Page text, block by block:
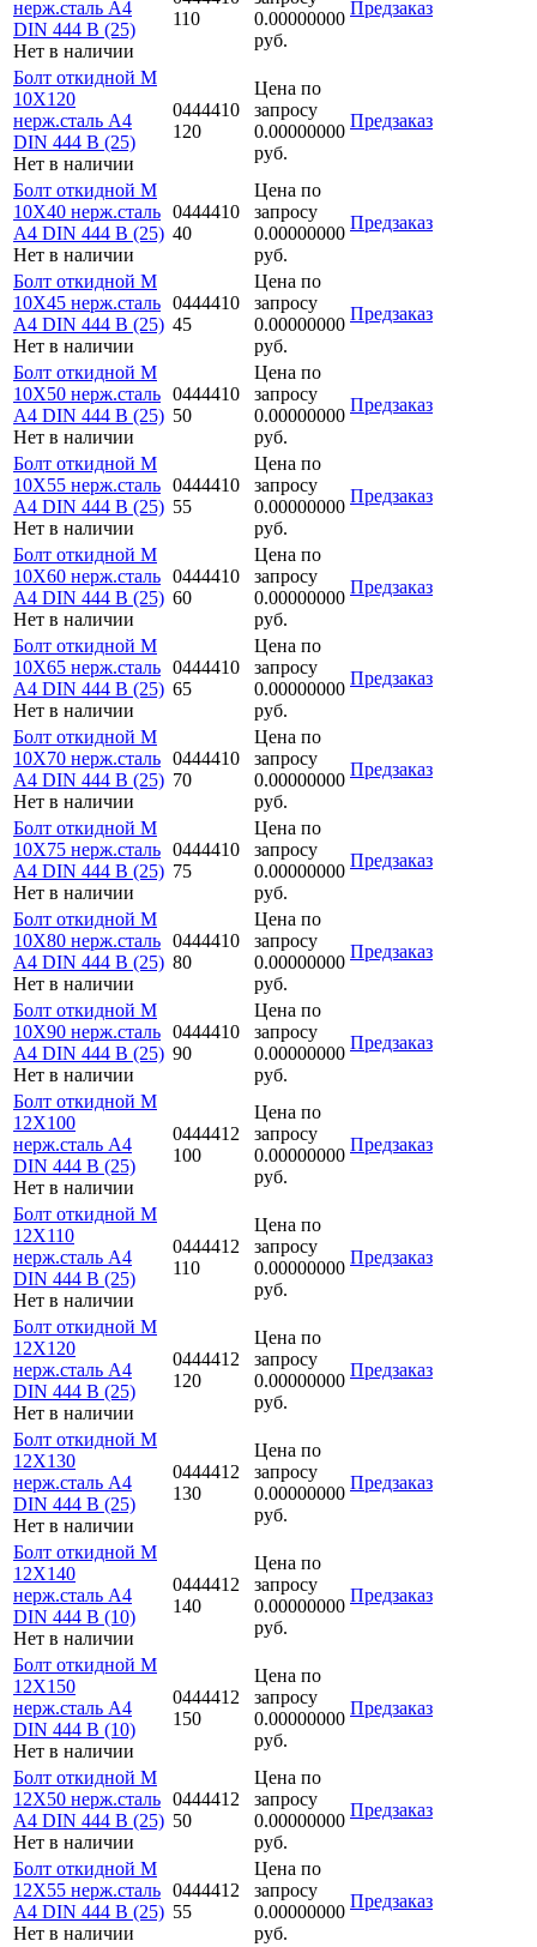
нерж.сталь A4
DIN 444 B (25)
Нет в наличии
110
0.00000000
руб.
Предзаказ
Болт откидной M
10Х120
нерж.сталь A4
DIN 444 B (25)
Нет в наличии
0444410
120
Цена по
запросу
0.00000000
руб.
Предзаказ
Болт откидной M
10Х40 нерж.сталь
A4 DIN 444 B (25)
Нет в наличии
0444410
40
Цена по
запросу
0.00000000
руб.
Предзаказ
Болт откидной M
10Х45 нерж.сталь
A4 DIN 444 B (25)
Нет в наличии
0444410
45
Цена по
запросу
0.00000000
руб.
Предзаказ
Болт откидной M
10Х50 нерж.сталь
A4 DIN 444 B (25)
Нет в наличии
0444410
50
Цена по
запросу
0.00000000
руб.
Предзаказ
Болт откидной M
10Х55 нерж.сталь
A4 DIN 444 B (25)
Нет в наличии
0444410
55
Цена по
запросу
0.00000000
руб.
Предзаказ
Болт откидной M
10Х60 нерж.сталь
A4 DIN 444 B (25)
Нет в наличии
0444410
60
Цена по
запросу
0.00000000
руб.
Предзаказ
Болт откидной M
10Х65 нерж.сталь
A4 DIN 444 B (25)
Нет в наличии
0444410
65
Цена по
запросу
0.00000000
руб.
Предзаказ
Болт откидной M
10Х70 нерж.сталь
A4 DIN 444 B (25)
Нет в наличии
0444410
70
Цена по
запросу
0.00000000
руб.
Предзаказ
Болт откидной M
10Х75 нерж.сталь
A4 DIN 444 B (25)
Нет в наличии
0444410
75
Цена по
запросу
0.00000000
руб.
Предзаказ
Болт откидной M
10Х80 нерж.сталь
A4 DIN 444 B (25)
Нет в наличии
0444410
80
Цена по
запросу
0.00000000
руб.
Предзаказ
Болт откидной M
10Х90 нерж.сталь
A4 DIN 444 B (25)
Нет в наличии
0444410
90
Цена по
запросу
0.00000000
руб.
Предзаказ
Болт откидной M
12Х100
нерж.сталь A4
DIN 444 B (25)
Нет в наличии
0444412
100
Цена по
запросу
0.00000000
руб.
Предзаказ
Болт откидной M
12Х110
нерж.сталь A4
DIN 444 B (25)
Нет в наличии
0444412
110
Цена по
запросу
0.00000000
руб.
Предзаказ
Болт откидной M
12Х120
нерж.сталь A4
DIN 444 B (25)
Нет в наличии
0444412
120
Цена по
запросу
0.00000000
руб.
Предзаказ
Болт откидной M
12Х130
нерж.сталь A4
DIN 444 B (25)
Нет в наличии
0444412
130
Цена по
запросу
0.00000000
руб.
Предзаказ
Болт откидной M
12Х140
нерж.сталь A4
DIN 444 B (10)
Нет в наличии
0444412
140
Цена по
запросу
0.00000000
руб.
Предзаказ
Болт откидной M
12Х150
нерж.сталь A4
DIN 444 B (10)
Нет в наличии
0444412
150
Цена по
запросу
0.00000000
руб.
Предзаказ
Болт откидной M
12Х50 нерж.сталь
A4 DIN 444 B (25)
Нет в наличии
0444412
50
Цена по
запросу
0.00000000
руб.
Предзаказ
Болт откидной M
12Х55 нерж.сталь
A4 DIN 444 B (25)
Нет в наличии
0444412
55
Цена по
запросу
0.00000000
руб.
Предзаказ